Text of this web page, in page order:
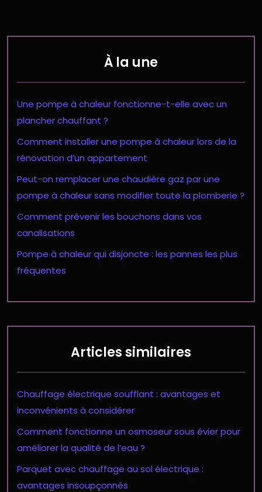
À la une
Une pompe à chaleur fonctionne-t-elle avec un
plancher chauffant ?
Comment installer une pompe à chaleur lors de la
rénovation d’un appartement
Peut-on remplacer une chaudière gaz par une
pompe à chaleur sans modifier toute la plomberie ?
Comment prévenir les bouchons dans vos
canalisations
Pompe à chaleur qui disjoncte : les pannes les plus
fréquentes
Articles similaires
Chauffage électrique soufflant : avantages et
inconvénients à considérer
Comment fonctionne un osmoseur sous évier pour
améliorer la qualité de l’eau ?
Parquet avec chauffage au sol électrique :
avantages insoupçonnés